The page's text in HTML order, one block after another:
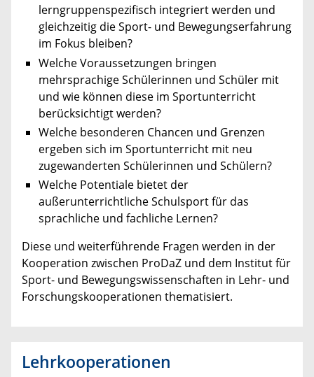
lerngruppenspezifisch integriert werden und
gleichzeitig die Sport- und Bewegungserfahrung
im Fokus bleiben?
Welche Voraussetzungen bringen
mehrsprachige Schülerinnen und Schüler mit
und wie können diese im Sportunterricht
berücksichtigt werden?
Welche besonderen Chancen und Grenzen
ergeben sich im Sportunterricht mit neu
zugewanderten Schülerinnen und Schülern?
Welche Potentiale bietet der
außerunterrichtliche Schulsport für das
sprachliche und fachliche Lernen?
Diese und weiterführende Fragen werden in der
Kooperation zwischen ProDaZ und dem Institut für
Sport- und Bewegungswissenschaften in Lehr- und
Forschungskooperationen thematisiert.
Lehrkooperationen